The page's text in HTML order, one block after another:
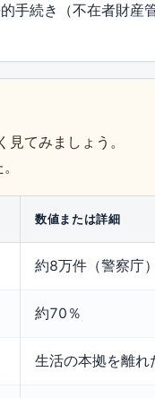
手続き（不在者財産
てみましょう。
数値または詳細
約8万件（警察庁
約70％
生活の本拠を離れ